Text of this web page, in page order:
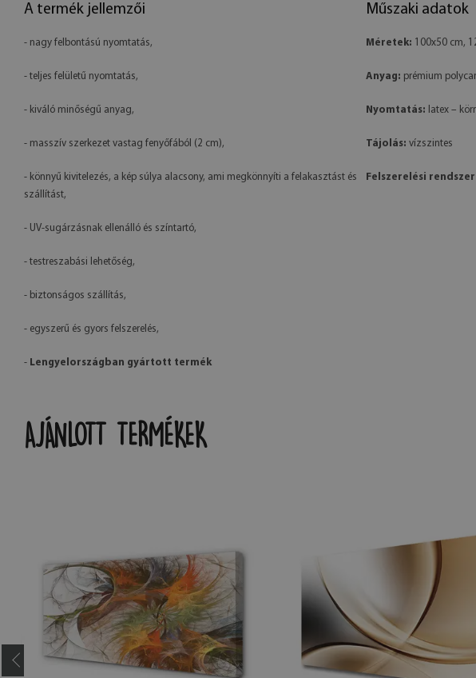
A termék jellemzői
- nagy felbontású nyomtatás,
- teljes felületű nyomtatás,
- kiváló minőségű anyag,
- masszív szerkezet vastag fenyőfából (2 cm),
- könnyű kivitelezés, a kép súlya alacsony, ami megkönnyíti a felakasztást és
szállítást,
- UV-sugárzásnak ellenálló és színtartó,
- testreszabási lehetőség,
- biztonságos szállítás,
- egyszerű és gyors felszerelés,
- Lengyelországban gyártott termék
Műszaki adatok
Méretek: 100x50 cm,
Anyag: prémium
Nyomtatás: latex –
Tájolás: vízszintes
Felszerelési
AJÁNLOTT TERMÉKEK